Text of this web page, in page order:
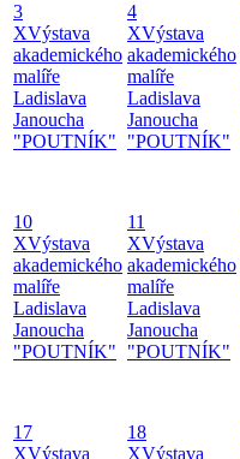
3
XVýstava
akademického
malíře
Ladislava
Janoucha
"POUTNÍK"
4
XVýstava
akademického
malíře
Ladislava
Janoucha
"POUTNÍK"
10
XVýstava
akademického
malíře
Ladislava
Janoucha
"POUTNÍK"
11
XVýstava
akademického
malíře
Ladislava
Janoucha
"POUTNÍK"
17
XVýstava
18
XVýstava